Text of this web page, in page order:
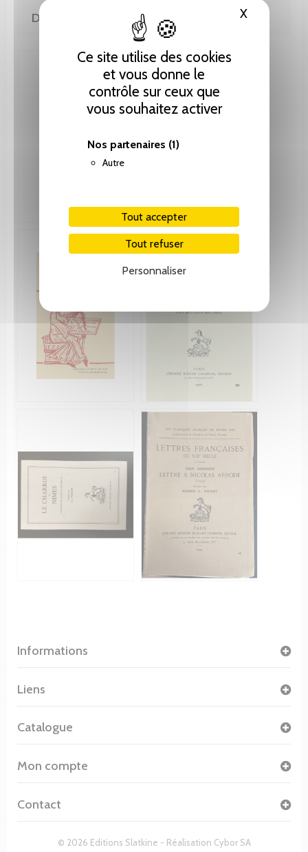
Ce site utilise des cookies
et vous donne le
contrôle sur ceux que
vous souhaitez activer
Nos partenaires (1)
Autre
Tout accepter
Tout refuser
Personnaliser
XMasquer
DE LA MÊME COLLECTION
Informations
© 2026 Editions Slatkine - Réalisation Cybor SA
Liens
Catalogue
Mon compte
Contact